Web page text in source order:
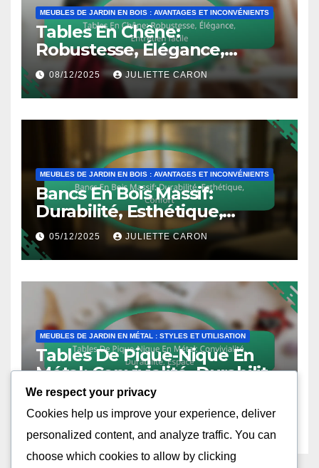
MEUBLES DE JARDIN EN BOIS : AVANTAGES ET INCONVÉNIENTS
Tables En Chêne:
Robustesse, Élégance,
Entretien facile
08/12/2025 JULIETTE CARON
MEUBLES DE JARDIN EN BOIS : AVANTAGES ET INCONVÉNIENTS
Bancs En Bois Massif:
Durabilité, Esthétique,
Confort
05/12/2025 JULIETTE CARON
MEUBLES DE JARDIN EN MÉTAL : STYLES ET UTILISATION
Tables De Pique-Nique En
Métal: Convivialité, Durabilité,
Espace
05/12/2025 JULIETTE CARON
We respect your privacy
Cookies help us improve your experience, deliver
personalized content, and analyze traffic. You can
choose which cookies to allow by clicking